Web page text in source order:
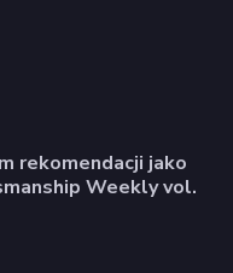
rekomendacji jako
Weekly vol.